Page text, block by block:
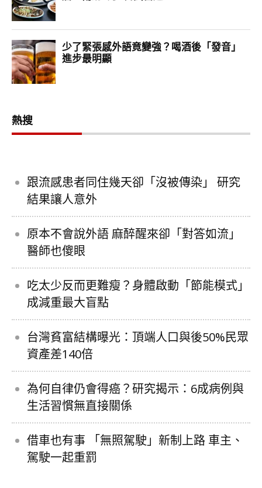
熱搜
跟流感患者同住幾天卻「沒被傳染」 研究
結果讓人意外
原本不會說外語 麻醉醒來卻「對答如流」
醫師也傻眼
吃太少反而更難瘦？身體啟動「節能模式」
成減重最大盲點
台灣貧富結構曝光：頂端人口與後50%民眾
資產差140倍
為何自律仍會得癌？研究揭示：6成病例與
生活習慣無直接關係
借車也有事 「無照駕駛」新制上路 車主、
駕駛一起重罰